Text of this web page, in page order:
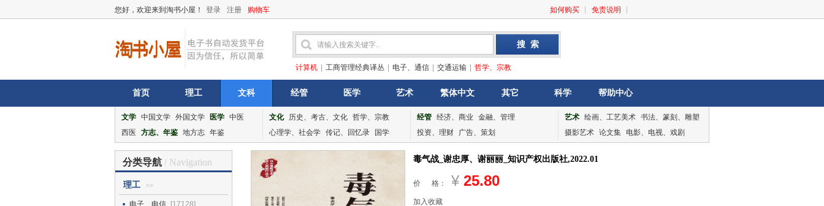
您好，欢迎来到淘书小屋！ 登录 注册 购物车 如何购买 免责说明
计算机 工商管理经典译丛 电子、通信 交通运输 哲学、宗教
首页 理工 文科 经管 医学 艺术 繁体中文 其它 科学 帮助中心
文学 中国文学 外国文学 医学 中医
西医
方志、年鉴 地方志 年鉴
文化 历史、考古、文化 哲学、宗教
心理学、社会学 传记、回忆录 国学
经管 经济、商业
金融、管理
投资、理财
广告、策划
艺术 绘画、工艺美术 书法、篆刻、雕塑
摄影艺术 论文集
电影、电视、戏剧
分类导航 / Navigation
理工 >>
电子、电信 [17128]
毒气战_谢忠厚、谢丽丽_知识产权出版社,2022.01
价 格： ¥ 25.80
加入收藏